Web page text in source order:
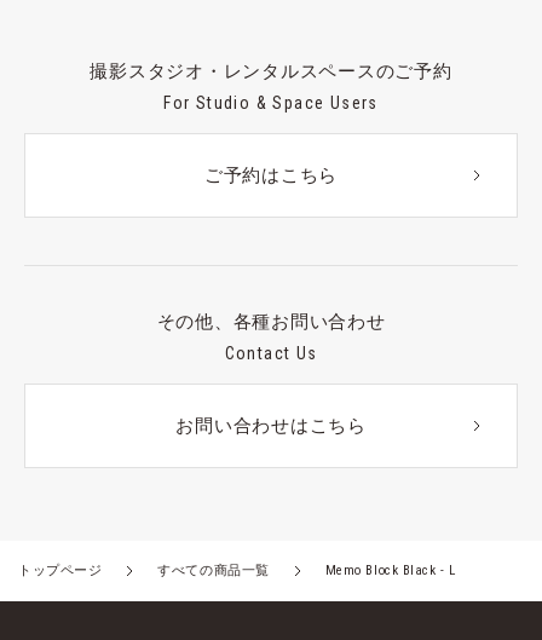
撮影スタジオ・レンタルスペースのご予約
For Studio & Space Users
ご予約はこちら
その他、各種お問い合わせ
Contact Us
お問い合わせはこちら
トップページ すべての商品一覧 Memo Block Black - L